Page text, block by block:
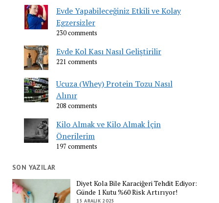
Evde Yapabileceğiniz Etkili ve Kolay
Egzersizler
230 comments
Evde Kol Kası Nasıl Geliştirilir
221 comments
Ucuza (Whey) Protein Tozu Nasıl
Alınır
208 comments
Kilo Almak ve Kilo Almak İçin
Önerilerim
197 comments
SON YAZILAR
Diyet Kola Bile Karaciğeri Tehdit Ediyor:
Günde 1 Kutu %60 Risk Artırıyor!
15 ARALIK 2025